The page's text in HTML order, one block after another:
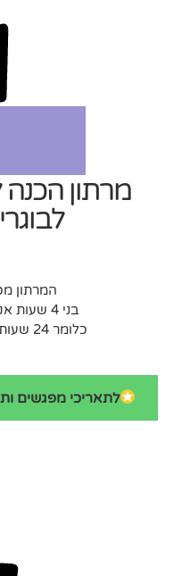
מרתון הכנה
המרתון מכיל 6
בני 4 שעות אקדמאיות כל אחד.
כלומר 24 שעות אקדמאיות סה"כ.
לתאריכי מפגשים